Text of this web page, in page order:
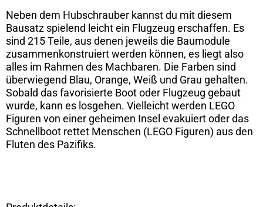
Neben dem Hubschrauber kannst du mit diesem
Bausatz spielend leicht ein Flugzeug erschaffen. Es
sind 215 Teile, aus denen jeweils die Baumodule
zusammenkonstruiert werden können, es liegt also
alles im Rahmen des Machbaren. Die Farben sind
überwiegend Blau, Orange, Weiß und Grau gehalten.
Sobald das favorisierte Boot oder Flugzeug gebaut
wurde, kann es losgehen. Vielleicht werden LEGO
Figuren von einer geheimen Insel evakuiert oder das
Schnellboot rettet Menschen (LEGO Figuren) aus den
Fluten des Pazifiks.